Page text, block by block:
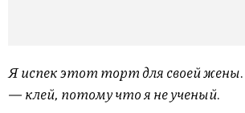
Я испек этот торт для своей
— клей, потому что я не ученый.